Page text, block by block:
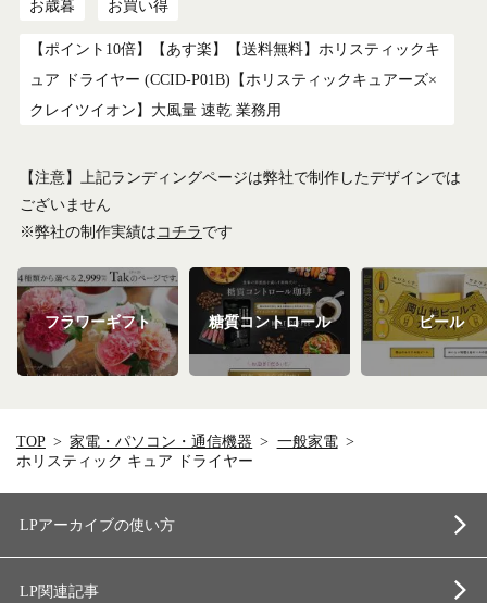
お歳暮 お買い得
【ポイント10倍】【あす楽】【送料無料】ホリスティックキ
ュア ドライヤー (CCID-P01B)【ホリスティックキュアーズ×
クレイツイオン】大風量 速乾 業務用
【注意】上記ランディングページは弊社で制作したデザインでは
ございません
※弊社の制作実績はコチラです
フラワーギフト 糖質コントロール ビール
TOP 家電・パソコン・通信機器
一般家電
ホリスティック キュア ドライヤー
LPアーカイブの使い方
LP関連記事